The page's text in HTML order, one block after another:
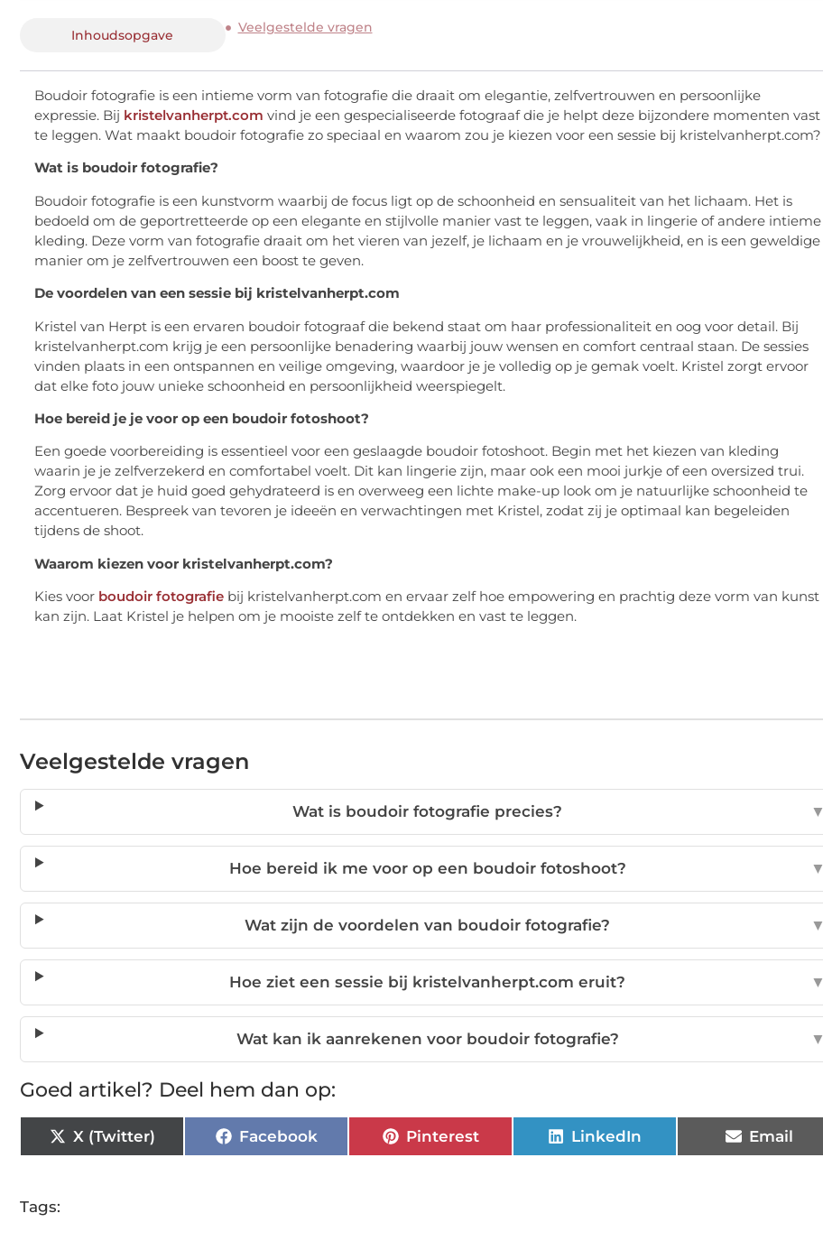
Inhoudsopgave Veelgestelde vragen
Boudoir fotografie is een intieme vorm van fotografie die draait om elegantie, zelfvertrouwen en persoonlijke
expressie. Bij kristelvanherpt.com vind je een gespecialiseerde fotograaf die je helpt deze bijzondere momenten vast
te leggen. Wat maakt boudoir fotografie zo speciaal en waarom zou je kiezen voor een sessie bij kristelvanherpt.com?
Wat is boudoir fotografie?
Boudoir fotografie is een kunstvorm waarbij de focus ligt op de schoonheid en sensualiteit van het lichaam. Het is
bedoeld om de geportretteerde op een elegante en stijlvolle manier vast te leggen, vaak in lingerie of andere intieme
kleding. Deze vorm van fotografie draait om het vieren van jezelf, je lichaam en je vrouwelijkheid, en is een geweldige
manier om je zelfvertrouwen een boost te geven.
De voordelen van een sessie bij kristelvanherpt.com
Kristel van Herpt is een ervaren boudoir fotograaf die bekend staat om haar professionaliteit en oog voor detail. Bij
kristelvanherpt.com krijg je een persoonlijke benadering waarbij jouw wensen en comfort centraal staan. De sessies
vinden plaats in een ontspannen en veilige omgeving, waardoor je je volledig op je gemak voelt. Kristel zorgt ervoor
dat elke foto jouw unieke schoonheid en persoonlijkheid weerspiegelt.
Hoe bereid je je voor op een boudoir fotoshoot?
Een goede voorbereiding is essentieel voor een geslaagde boudoir fotoshoot. Begin met het kiezen van kleding
waarin je je zelfverzekerd en comfortabel voelt. Dit kan lingerie zijn, maar ook een mooi jurkje of een oversized trui.
Zorg ervoor dat je huid goed gehydrateerd is en overweeg een lichte make-up look om je natuurlijke schoonheid te
accentueren. Bespreek van tevoren je ideeën en verwachtingen met Kristel, zodat zij je optimaal kan begeleiden
tijdens de shoot.
Waarom kiezen voor kristelvanherpt.com?
Kies voor boudoir fotografie bij kristelvanherpt.com en ervaar zelf hoe empowering en prachtig deze vorm van kunst
kan zijn. Laat Kristel je helpen om je mooiste zelf te ontdekken en vast te leggen.
Veelgestelde vragen
Wat is boudoir fotografie precies? ▼
Hoe bereid ik me voor op een boudoir fotoshoot? ▼
Wat zijn de voordelen van boudoir fotografie? ▼
Hoe ziet een sessie bij kristelvanherpt.com eruit? ▼
Wat kan ik aanrekenen voor boudoir fotografie? ▼
Goed artikel? Deel hem dan op:
X (Twitter) Facebook Pinterest LinkedIn Email
Tags: